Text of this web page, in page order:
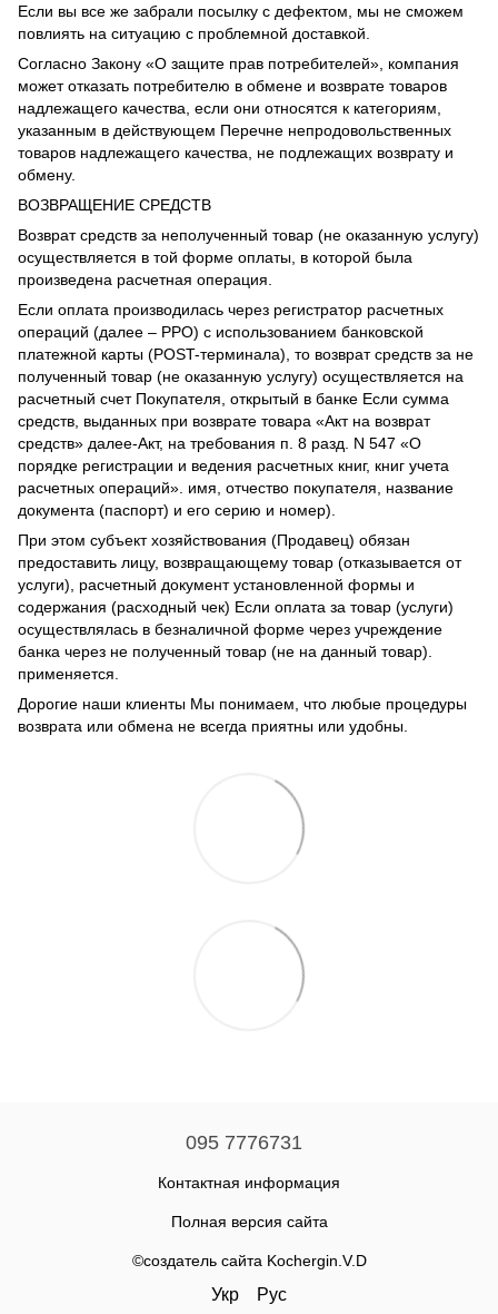
Если вы все же забрали посылку с дефектом, мы не сможем
повлиять на ситуацию с проблемной доставкой.
Согласно Закону «О защите прав потребителей», компания
может отказать потребителю в обмене и возврате товаров
надлежащего качества, если они относятся к категориям,
указанным в действующем Перечне непродовольственных
товаров надлежащего качества, не подлежащих возврату и
обмену.
ВОЗВРАЩЕНИЕ СРЕДСТВ
Возврат средств за неполученный товар (не оказанную услугу)
осуществляется в той форме оплаты, в которой была
произведена расчетная операция.
Если оплата производилась через регистратор расчетных
операций (далее – РРО) с использованием банковской
платежной карты (POST-терминала), то возврат средств за не
полученный товар (не оказанную услугу) осуществляется на
расчетный счет Покупателя, открытый в банке Если сумма
средств, выданных при возврате товара «Акт на возврат
средств» далее-Акт, на требования п. 8 разд. N 547 «О
порядке регистрации и ведения расчетных книг, книг учета
расчетных операций». имя, отчество покупателя, название
документа (паспорт) и его серию и номер).
При этом субъект хозяйствования (Продавец) обязан
предоставить лицу, возвращающему товар (отказывается от
услуги), расчетный документ установленной формы и
содержания (расходный чек) Если оплата за товар (услуги)
осуществлялась в безналичной форме через учреждение
банка через не полученный товар (не на данный товар).
применяется.
Дорогие наши клиенты Мы понимаем, что любые процедуры
возврата или обмена не всегда приятны или удобны.
095 7776731
Контактная информация
Полная версия сайта
©создатель сайта Kochergin.V.D
Укр Рус